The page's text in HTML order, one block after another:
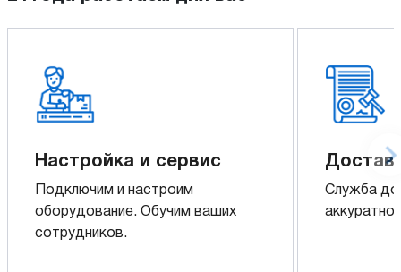
Настройка и сервис
Подключим и настроим
оборудование. Обучим ваших
сотрудников.
Служба
аккуратно